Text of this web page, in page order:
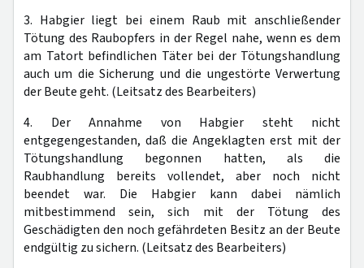
3. Habgier liegt bei einem Raub mit anschließender
Tötung des Raubopfers in der Regel nahe, wenn es dem
am Tatort befindlichen Täter bei der Tötungshandlung
auch um die Sicherung und die ungestörte Verwertung
der Beute geht. (Leitsatz des Bearbeiters)
4. Der Annahme von Habgier steht nicht
entgegengestanden, daß die Angeklagten erst mit der
Tötungshandlung begonnen hatten, als die
Raubhandlung bereits vollendet, aber noch nicht
beendet war. Die Habgier kann dabei nämlich
mitbestimmend sein, sich mit der Tötung des
Geschädigten den noch gefährdeten Besitz an der Beute
endgültig zu sichern. (Leitsatz des Bearbeiters)